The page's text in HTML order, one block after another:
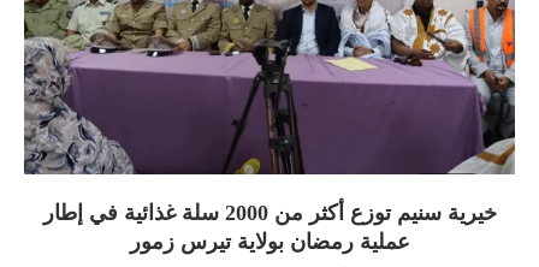
خيرية سنيم توزع أكثر من 2000 سلة غذائية في إطار
عملية رمضان بولاية تيرس زمور